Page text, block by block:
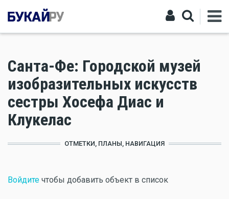
Санта-Фе: Городской музей
изобразительных искусств
сестры Хосефа Диас и
Клукелас
ОТМЕТКИ, ПЛАНЫ, НАВИГАЦИЯ
Войдите чтобы добавить объект в список